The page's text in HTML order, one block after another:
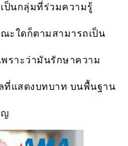
ป็นกลุ่มที่ร่วมความรู้
ะใดก็ตามสามารถเป็น
ราะว่ามันรักษาความ
ที่แสดงบทบาท บนพื้นฐาน
ญ